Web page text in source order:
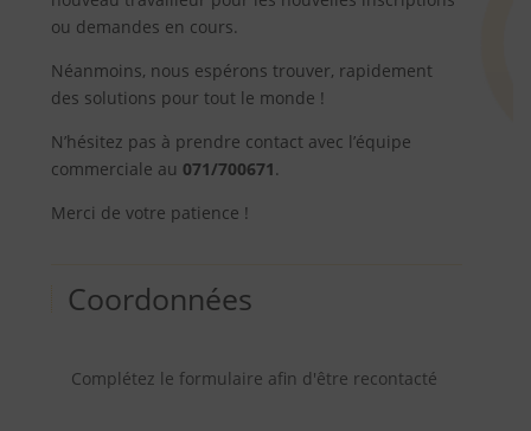
ou demandes en cours.
Néanmoins, nous espérons trouver, rapidement
des solutions pour tout le monde !
N’hésitez pas à prendre contact avec l’équipe
commerciale au 071/700671.
Merci de votre patience !
Coordonnées